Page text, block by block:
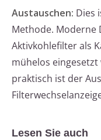
Austauschen: Dies
Methode. Moderne
Aktivkohlefilter als
mühelos
praktisch ist der
Lesen Sie auch